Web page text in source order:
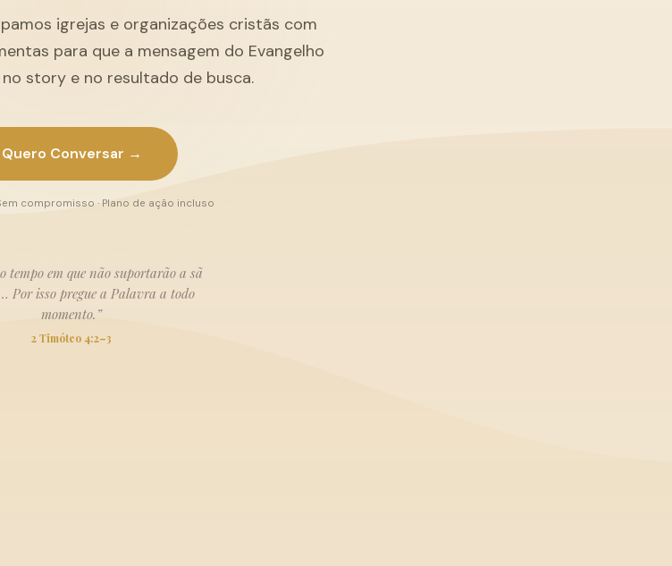
igrejas e organizações cristãs com
para que a mensagem do Evangelho
story e no resultado de busca.
Quero Conversar →
compromisso · Plano de ação incluso
tempo em que não suportarão a sã
Por isso pregue a Palavra a todo
momento.”
2 Timóteo 4:2–3